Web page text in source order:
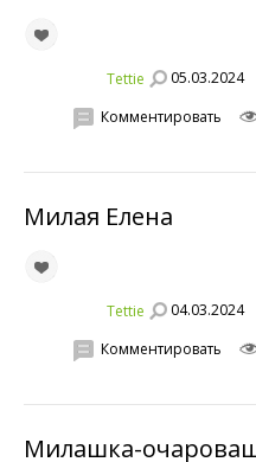
Tettie 05.03.2024
Комментировать
Милая Елена
Tettie 04.03.2024
Комментировать
Милашка-